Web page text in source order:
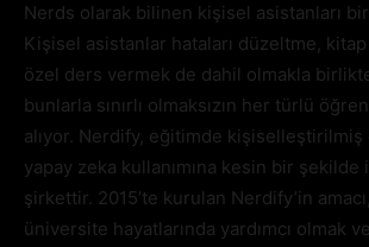
Nerds olarak bilinen kişisel asistanları
Kişisel asistanlar hataları düzeltme,
özel ders vermek de dahil olmakla
bunlarla sınırlı olmaksızın her türlü
alıyor. Nerdify, eğitimde kişiselleştirilmiş
yapay zeka kullanımına kesin bir şekilde
şirkettir. 2015’te kurulan Nerdify’in
üniversite hayatlarında yardımcı olmak